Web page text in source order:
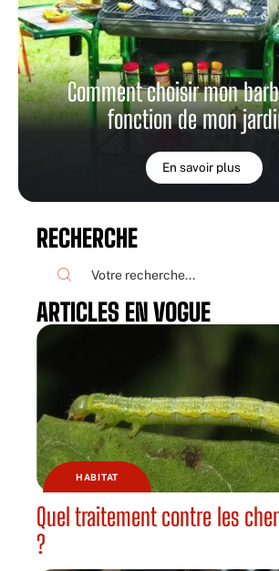
Comment choisir mon
fonction de mon
En savoir plus
RECHERCHE
ARTICLES EN VOGUE
HABITAT
Quel traitement contre les
?